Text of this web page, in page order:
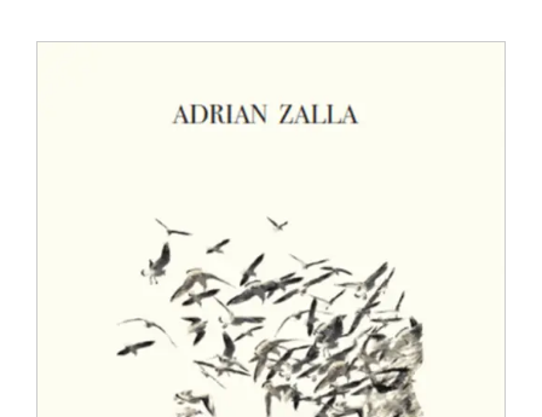
Evente
Blog